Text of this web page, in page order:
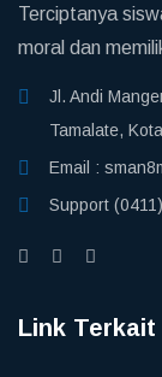
Terciptanya
moral dan
Jl. Andi
Tamalate,
Email :
Support
Link Terkait